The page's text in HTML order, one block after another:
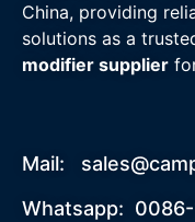
China, providing
solutions as a
modifier supplier
Mail:
Whatsapp: 0086-